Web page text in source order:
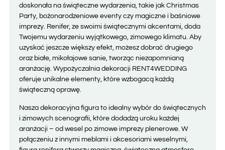
doskonała na świąteczne wydarzenia, takie jak Christmas
Party, bożonarodzeniowe eventy czy magiczne i baśniowe
imprezy. Renifer, ze swoimi świątecznymi akcentami, doda
Twojemu wydarzeniu wyjątkowego, zimowego klimatu. Aby
uzyskać jeszcze większy efekt, możesz dobrać drugiego
oraz białe, mikołajowe sanie, tworząc niezapomnianą
aranżację. Wypożyczalnia dekoracji RENT4WEDDING
oferuje unikalne elementy, które wzbogacą każdą
świąteczną oprawę.
Nasza dekoracyjna figura to idealny wybór do świątecznych
i zimowych scenografii, które dodadzą uroku każdej
aranżacji – od wesel po zimowe imprezy plenerowe. W
połączeniu z innymi meblami i akcesoriami weselnymi,